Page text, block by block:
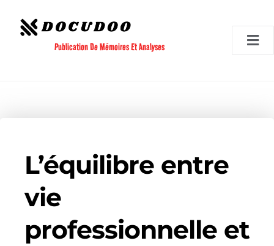
contenu
Publication De Mémoires Et Analyses
L’équilibre entre
vie
professionnelle et